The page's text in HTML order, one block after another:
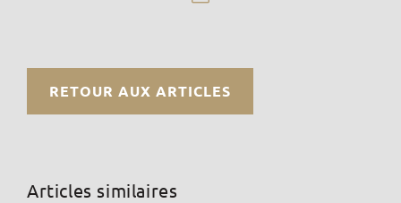
RETOUR AUX ARTICLES
Articles similaires